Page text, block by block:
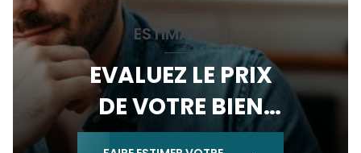
ESTIMATION
EVALUEZ LE PRIX
DE VOTRE BIEN
IMMOBILIER